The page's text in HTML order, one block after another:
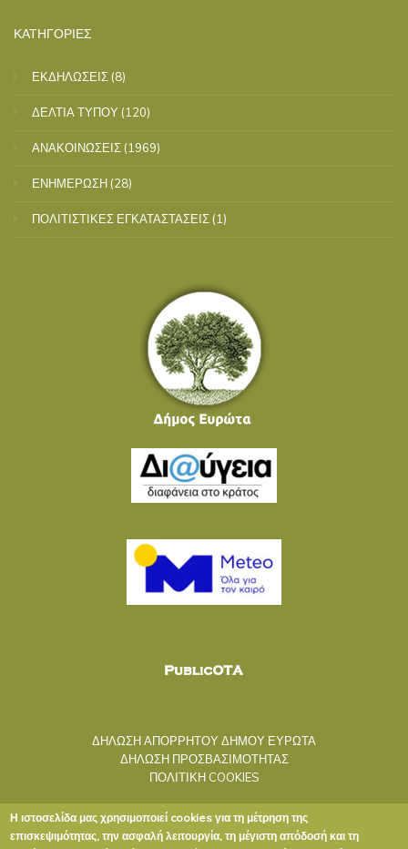
ΚΑΤΗΓΟΡΙΕΣ
ΕΚΔΗΛΩΣΕΙΣ (8)
ΔΕΛΤΙΑ ΤΥΠΟΥ (120)
ΑΝΑΚΟΙΝΩΣΕΙΣ (1969)
ΕΝΗΜΕΡΩΣΗ (28)
ΠΟΛΙΤΙΣΤΙΚΕΣ ΕΓΚΑΤΑΣΤΑΣΕΙΣ (1)
ΔΗΛΩΣΗ ΑΠΟΡΡΗΤΟΥ ΔΗΜΟΥ ΕΥΡΩΤΑ
ΔΗΛΩΣΗ ΠΡΟΣΒΑΣΙΜΟΤΗΤΑΣ
ΠΟΛΙΤΙΚΗ COOKIES
Η ιστοσελίδα μας χρησιμοποιεί cookies για τη μέτρηση της
επισκεψιμότητας, την ασφαλή λειτουργία, τη μέγιστη απόδοσή και τη